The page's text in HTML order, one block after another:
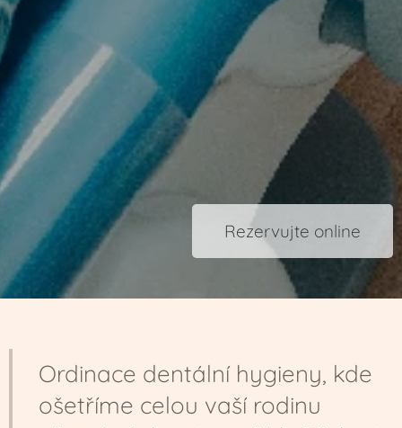
Rezervujte online
Ordinace dentální hygieny, kde
ošetříme celou vaší rodinu